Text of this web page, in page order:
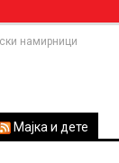
намирници
Мајка и дете